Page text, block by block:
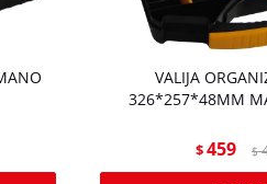
VALIJA
326*257*48MM
$459 $